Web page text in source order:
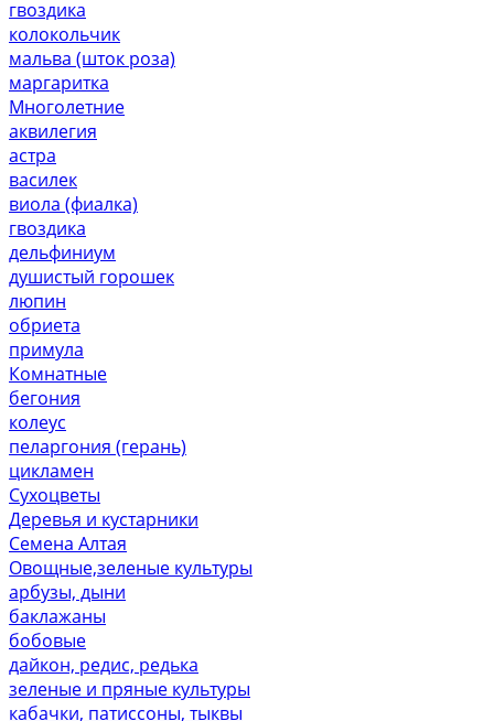
гвоздика
колокольчик
мальва (шток роза)
маргаритка
Многолетние
аквилегия
астра
василек
виола (фиалка)
гвоздика
дельфиниум
душистый горошек
люпин
обриета
примула
Комнатные
бегония
колеус
пеларгония (герань)
цикламен
Сухоцветы
Деревья и кустарники
Семена Алтая
Овощные,зеленые культуры
арбузы, дыни
баклажаны
бобовые
дайкон, редис, редька
зеленые и пряные культуры
кабачки, патиссоны, тыквы